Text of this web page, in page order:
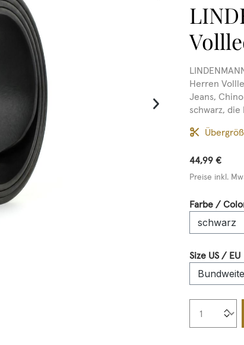
Herren
Jeans,
schwarz,
44,99 €
Preise inkl.
Farbe /
Size US / EU